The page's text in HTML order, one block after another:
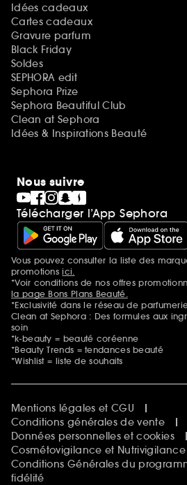
Idées cadeaux
Cartes cadeaux
Gravure parfum
Black Friday
Soldes
SEPHORA edit
Sephora Prize
Sephora Beautiful Club
Clean at Sephora
Idées & Inspirations Beauté
Nous suivre
Télécharger l’App Sephora
Mentions additionnelles
Vous pouvez consulter la liste des
promotionsici.
*Voir conditions de nos offres
la page Bons Plans Beauté.
*Exclusivité dans le réseau de
Clean at Sephora : Des formules aux
soin
*k-beauty = beauté coréenne
*Beauty Trends = tendances beauté
*Wishlist = liste de souhaits
Mentions légales et CGU
Conditions générales de vente
Données personnelles et cookies
Cosmétovigilance et Nutrivigilance
Conditions Générales du
fidélité